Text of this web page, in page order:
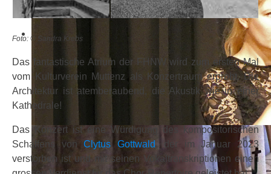
Foto: © Sandra Krebs
Das fantastische Atrium der FHNW wird zum ersten Mal
vom Kulturverein Muttenz als Konzertraum erprobt. Die
Architektur ist atemberaubend, die Akustik wie in einer
Kathedrale!
Das Konzert ist eine Würdigung des kompositorischen
Schaffens vonClytus Gottwald
, der im Januar 2023
verstorben ist und mit seinen Vokaltranskriptionen einen